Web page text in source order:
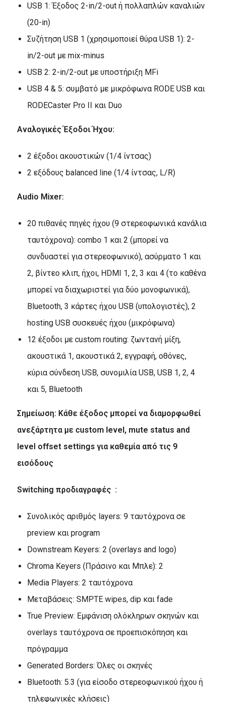
USB 1: Έξοδος 2-in/2-out ή πολλαπλών καναλιών
(20-in)
Συζήτηση USB 1 (χρησιμοποιεί θύρα USB 1): 2-
in/2-out με mix-minus
USB 2: 2-in/2-out με υποστήριξη MFi
USB 4 & 5: συμβατό με μικρόφωνα RODE USB και
RODECaster Pro II και Duo
Αναλογικές Έξοδοι Ήχου:
2 έξοδοι ακουστικών (1/4 ίντσας)
2 εξόδους balanced line (1/4 ίντσας, L/R)
Audio Mixer:
20 πιθανές πηγές ήχου (9 στερεοφωνικά κανάλια
ταυτόχρονα): combo 1 και 2 (μπορεί να
συνδυαστεί για στερεοφωνικό), ασύρματο 1 και
2, βίντεο κλιπ, ήχοι, HDMI 1, 2, 3 και 4 (το καθένα
μπορεί να διαχωριστεί για δύο μονοφωνικά),
Bluetooth, 3 κάρτες ήχου USB (υπολογιστές), 2
hosting USB συσκευές ήχου (μικρόφωνα)
12 έξοδοι με custom routing: ζωντανή μίξη,
ακουστικά 1, ακουστικά 2, εγγραφή, οθόνες,
κύρια σύνδεση USB, συνομιλία USB, USB 1, 2, 4
και 5, Bluetooth
Σημείωση: Κάθε έξοδος μπορεί να διαμορφωθεί
ανεξάρτητα με custom level, mute status and
level offset settings για καθεμία από τις 9
εισόδους
Switching προδιαγραφές :
Συνολικός αριθμός layers: 9 ταυτόχρονα σε
preview και program
Downstream Keyers: 2 (overlays and logo)
Chroma Keyers (Πράσινο και Μπλε): 2
Media Players: 2 ταυτόχρονα
Μεταβάσεις: SMPTE wipes, dip και fade
True Preview: Εμφάνιση ολόκληρων σκηνών και
overlays ταυτόχρονα σε προεπισκόπηση και
πρόγραμμα
Generated Borders: Όλες οι σκηνές
Bluetooth: 5.3 (για είσοδο στερεοφωνικού ήχου ή
τηλεφωνικές κλήσεις)